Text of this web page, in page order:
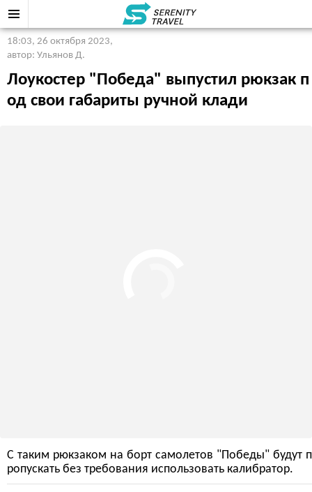
18:03, 26 октября 2023,
автор: Ульянов Д.
Лоукостер "Победа" выпустил рюкзак п
од свои габариты ручной клади
С таким рюкзаком на борт самолетов "Победы" будут п
ропускать без требования использовать калибратор.